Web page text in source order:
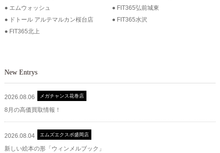
エムウォッシュ
FIT365弘前城東
ドトール アルテマルカン桜台店
FIT365水沢
FIT365北上
New Entrys
2026.08.06 メガチャンス花巻店
8月の高価買取情報！
2026.08.04 エムズエクスポ盛岡店
新しい絵本の形「ウィンメルブック」